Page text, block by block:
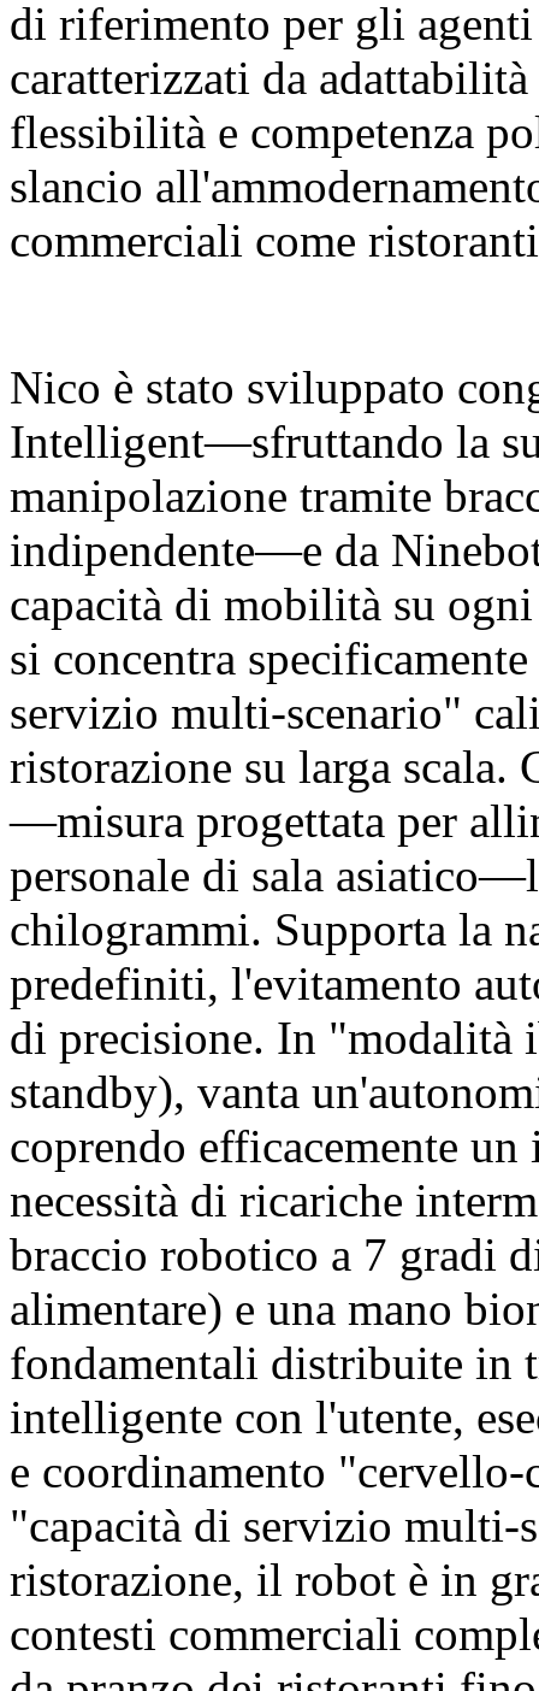
di riferimento per gli
caratterizzati da
flessibilità e competenza
slancio
commerciali come
Nico è stato sviluppato
Intelligent—sfruttando la
manipolazione tramite
indipendente—e da
capacità di mobilità su
si concentra
servizio multi-scenario"
ristorazione su larga scala.
—misura progettata per
personale di sala
chilogrammi. Supporta la
predefiniti, l'evitamento
di precisione. In "modalità
standby), vanta
coprendo efficacemente
necessità di ricariche
braccio robotico a 7 gradi
alimentare) e una mano
fondamentali distribuite in
intelligente con l'utente,
e coordinamento
"capacità di servizio multi-
ristorazione, il robot è in
contesti commerciali